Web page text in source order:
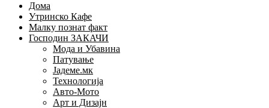
Дома
Утринско Кафе
Малку познат факт
Господин ЗАКАЧИ
Мода и Убавина
Патување
Јадеме.мк
Технологија
Авто-Мото
Арт и Дизајн